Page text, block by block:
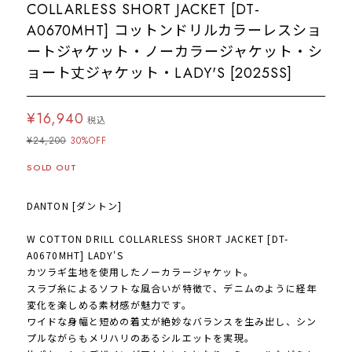
COLLARLESS SHORT JACKET [DT-
A0670MHT] コットンドリルカラーレスショ
ートジャケット・ノーカラージャケット・シ
ョート丈ジャケット・LADY'S [2025SS]
¥16,940 税込
¥24,200 30%OFF
SOLD OUT
DANTON [ダントン]
W COTTON DRILL COLLARLESS SHORT JACKET [DT-
A0670MHT] LADY'S
カツラギ生地を使用したノーカラージャケット。
スラブ糸によるソフトな風合いが特徴で、デニムのように経年
変化を楽しめる素材感が魅力です。
ワイドな身幅と短めの着丈が絶妙なバランスを生み出し、シン
プルながらもメリハリのあるシルエットを実現。